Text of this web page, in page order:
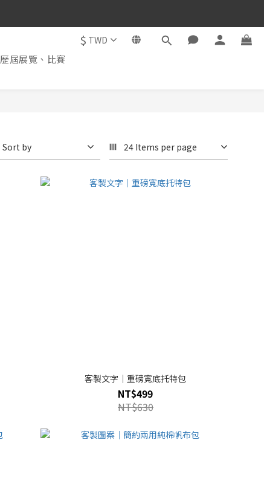
$ TWD
歷屆展覽、比賽
Sort by 24 Items per page
客製文字｜重磅寬底托特包
NT$499
NT$630